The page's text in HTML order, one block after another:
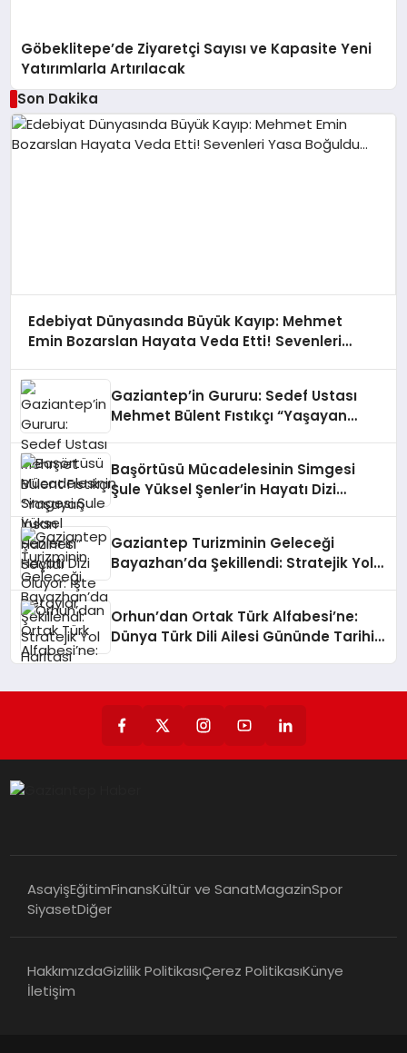
Göbeklitepe’de Ziyaretçi Sayısı ve Kapasite Yeni
Yatırımlarla Artırılacak
Son Dakika
Edebiyat Dünyasında Büyük Kayıp: Mehmet
Emin Bozarslan Hayata Veda Etti! Sevenleri
Gaziantep’in Gururu: Sedef Ustası
Mehmet Bülent Fıstıkçı “Yaşayan
Başörtüsü Mücadelesinin Simgesi
Şule Yüksel Şenler’in Hayatı Dizi
Gaziantep Turizminin Geleceği
Bayazhan’da Şekillendi: Stratejik Yol
Orhun’dan Ortak Türk Alfabesi’ne:
Dünya Türk Dili Ailesi Gününde Tarihi
AsayişEğitimFinansKültür ve SanatMagazinSpor
SiyasetDiğer
HakkımızdaGizlilik PolitikasıÇerez PolitikasıKünye
İletişim